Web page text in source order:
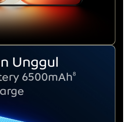
Unggul
6500mAh8